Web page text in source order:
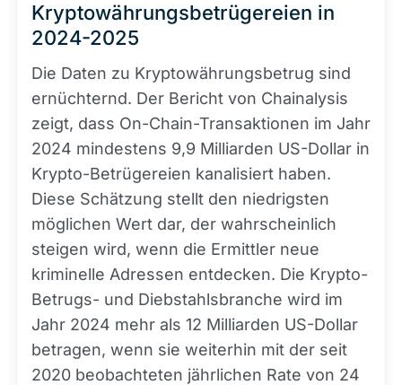
Kryptowährungsbetrügereien in
2024-2025
Die Daten zu Kryptowährungsbetrug sind
ernüchternd. Der Bericht von Chainalysis
zeigt, dass On-Chain-Transaktionen im Jahr
2024 mindestens 9,9 Milliarden US-Dollar in
Krypto-Betrügereien kanalisiert haben.
Diese Schätzung stellt den niedrigsten
möglichen Wert dar, der wahrscheinlich
steigen wird, wenn die Ermittler neue
kriminelle Adressen entdecken. Die Krypto-
Betrugs- und Diebstahlsbranche wird im
Jahr 2024 mehr als 12 Milliarden US-Dollar
betragen, wenn sie weiterhin mit der seit
2020 beobachteten jährlichen Rate von 24